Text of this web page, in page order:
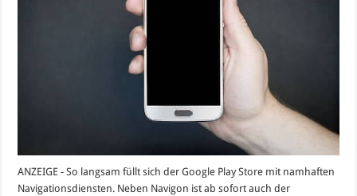
ANZEIGE - So langsam füllt sich der Google Play Store mit namhaften
Navigationsdiensten. Neben Navigon ist ab sofort auch der